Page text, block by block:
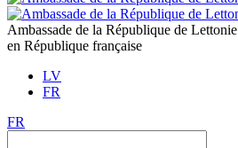
Ambassade de la République de Lettonie
en République française
LV
FR
FR